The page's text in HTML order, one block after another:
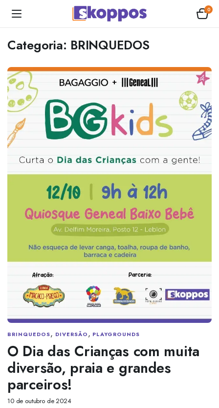
0
Categoria: BRINQUEDOS
BRINQUEDOS, DIVERSÃO , PLAYGROUNDS
O Dia das Crianças com muita
diversão, praia e grandes
parceiros!
10 de outubro de 2024